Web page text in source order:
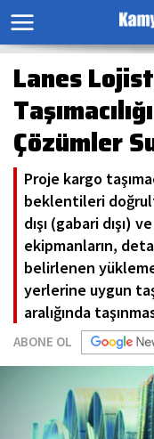
Lanes
Çözümler
Proje kargo
beklentileri
dışı (gabari dışı)
ekipmanların,
belirlenen
yerlerine uygun
aralığında
ABONE OL